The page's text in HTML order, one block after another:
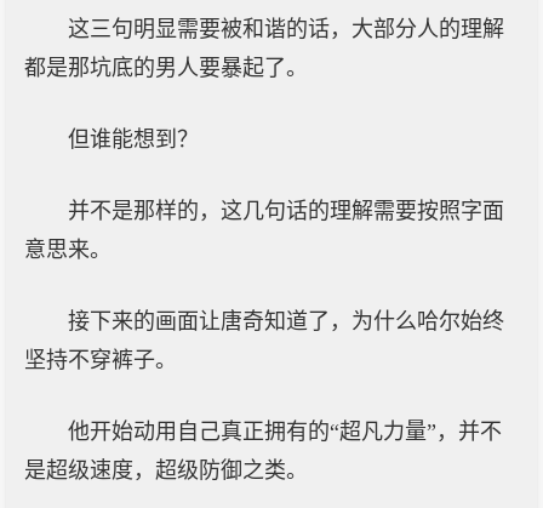
这三句明显需要被和谐的话，大部分人的理解
都是那坑底的男人要暴起了。
但谁能想到？
并不是那样的，这几句话的理解需要按照字面
意思来。
接下来的画面让唐奇知道了，为什么哈尔始终
坚持不穿裤子。
他开始动用自己真正拥有的“超凡力量”，并不
是超级速度，超级防御之类。